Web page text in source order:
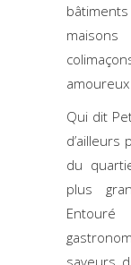
amoureux
Qui dit
d’ailleurs
du
plus
saveurs